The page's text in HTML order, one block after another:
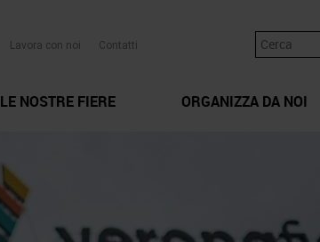
Lavora con noi Contatti
LE NOSTRE FIERE ORGANIZZA DA NOI